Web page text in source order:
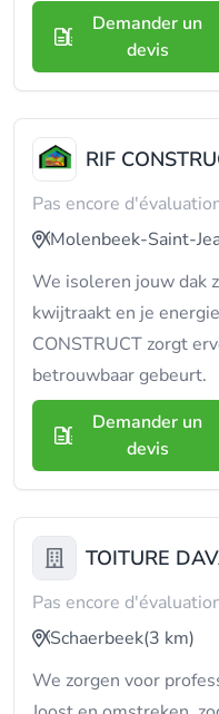
Demander un
devis
RIF
Pas encore
Molenbeek-Saint-
We isoleren jouw dak
kwijtraakt en je
CONSTRUCT zorgt
betrouwbaar gebeurt.
Demander un
devis
TOITURE
Pas encore
Schaerbeek(3 km)
We zorgen voor